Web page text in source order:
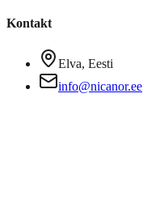
Kontakt
Elva, Eesti
info@nicanor.ee